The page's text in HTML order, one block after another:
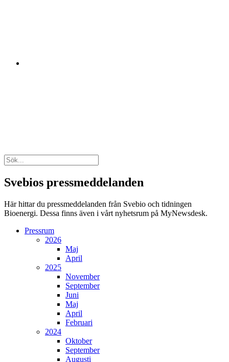
Svebios pressmeddelanden
Här hittar du pressmeddelanden från Svebio och tidningen
Bioenergi. Dessa finns även i vårt nyhetsrum på MyNewsdesk.
Pressrum
2026
Maj
April
2025
November
September
Juni
Maj
April
Februari
2024
Oktober
September
Augusti